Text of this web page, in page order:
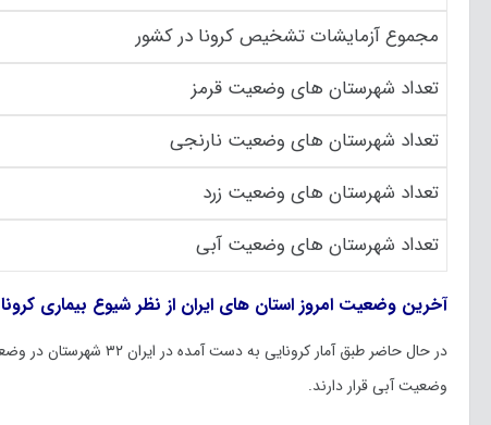
مجموع آزمایشات تشخیص کرونا در کشور
تعداد شهرستان های وضعیت قرمز
تعداد شهرستان های وضعیت نارنجی
تعداد شهرستان های وضعیت زرد
تعداد شهرستان های وضعیت آبی
آخرین وضعیت امروز استان های ایران از نظر شیوع بیماری کرونا
وضعیت آبی قرار دارند.